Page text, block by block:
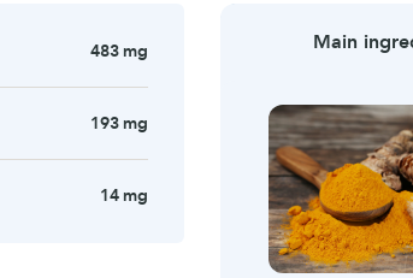
483 mg
193 mg
14 mg
Main